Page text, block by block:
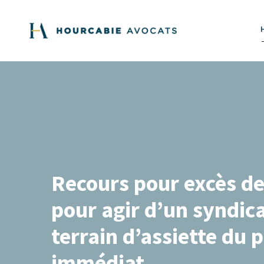
Recours pour excès
pour agir d’un
terrain d’assiette du